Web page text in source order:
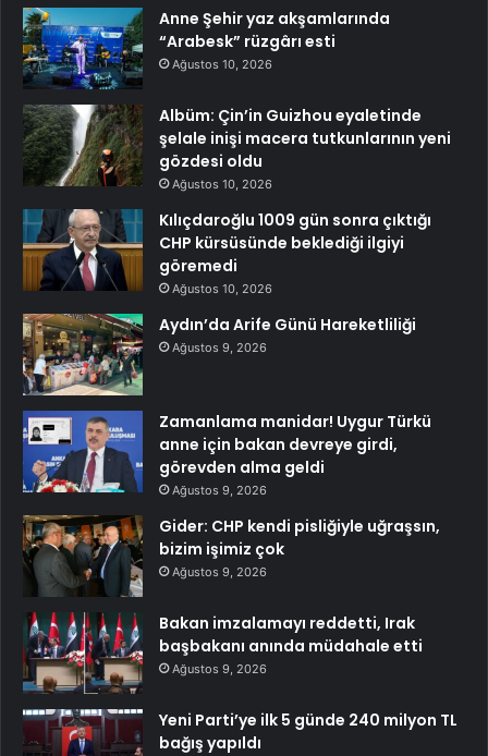
Anne Şehir yaz akşamlarında
“Arabesk” rüzgârı esti
Ağustos 10, 2026
Albüm: Çin’in Guizhou eyaletinde
şelale inişi macera tutkunlarının yeni
gözdesi oldu
Ağustos 10, 2026
Kılıçdaroğlu 1009 gün sonra çıktığı
CHP kürsüsünde beklediği ilgiyi
göremedi
Ağustos 10, 2026
Aydın’da Arife Günü Hareketliliği
Ağustos 9, 2026
Zamanlama manidar! Uygur Türkü
anne için bakan devreye girdi,
görevden alma geldi
Ağustos 9, 2026
Gider: CHP kendi pisliğiyle uğraşsın,
bizim işimiz çok
Ağustos 9, 2026
Bakan imzalamayı reddetti, Irak
başbakanı anında müdahale etti
Ağustos 9, 2026
Yeni Parti’ye ilk 5 günde 240 milyon TL
bağış yapıldı